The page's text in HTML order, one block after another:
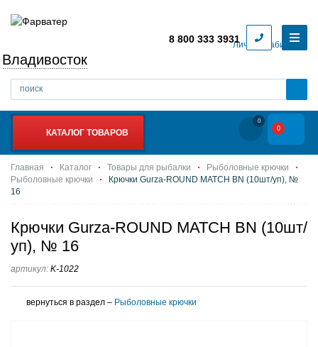
Личный кабинет
Владивосток
8 800 333 3931
КАТАЛОГ ТОВАРОВ
0
0
Главная Каталог Товары для рыбалки
Рыболовные крючки
Рыболовные крючки
Крючки Gurza-ROUND MATCH BN (10шт/уп), №
16
Крючки Gurza-ROUND MATCH BN (10шт/
уп), № 16
артикул: K-1022
вернуться в раздел – Рыболовные крючки